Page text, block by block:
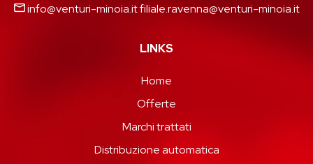
info@venturi-minoia.itfiliale.ravenna@venturi-minoia.it
LINKS
Home
Offerte
Marchi trattati
Distribuzione automatica